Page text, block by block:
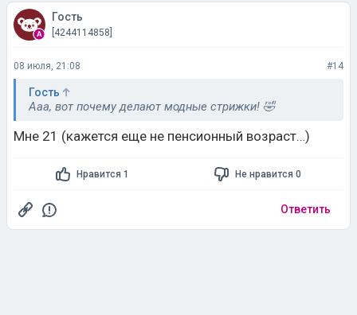
Гость
[4244114858]
08 июля, 21:08 #14
Гость
Ааа, вот почему делают модные стрижки! 🤣
Мне 21 (кажется еще не пенсионный возраст…)
Нравится 1 Не нравится 0
Ответить